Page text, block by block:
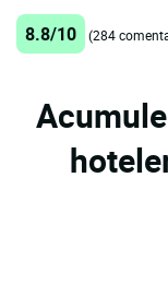
8.8/10 (284